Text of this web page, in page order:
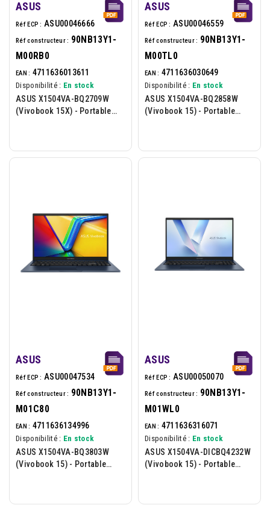
ASUS
Réf ECP : ASU00046666
Réf constructeur : 90NB13Y1-
M00RB0
EAN : 4711636013611
Disponibilité : En stock
ASUS X1504VA-BQ2709W
(Vivobook 15X) - Portable
ASUS
Réf ECP : ASU00046559
Réf constructeur : 90NB13Y1-
M00TL0
EAN : 4711636030649
Disponibilité : En stock
ASUS X1504VA-BQ2858W
(Vivobook 15) - Portable
ASUS
Réf ECP : ASU00047534
Réf constructeur : 90NB13Y1-
M01C80
EAN : 4711636134996
Disponibilité : En stock
ASUS X1504VA-BQ3803W
(Vivobook 15) - Portable
ASUS
Réf ECP : ASU00050070
Réf constructeur : 90NB13Y1-
M01WL0
EAN : 4711636316071
Disponibilité : En stock
ASUS X1504VA-DICBQ4232W
(Vivobook 15) - Portable